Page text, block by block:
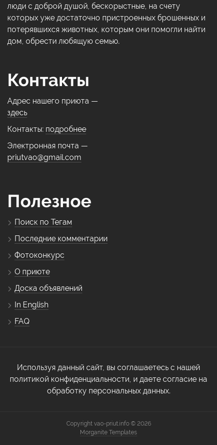
люди с доброй душой, бескорыстные, на счету
которых уже достаточно пристроенных брошенных и
потерявшихся животных, которым они помогли найти
дом, обрести любящую семью.
Контакты
Адрес нашего приюта —
здесь
Контакты: подробнее
Электронная почта —
priutvao@gmail.com
Полезное
Поиск по Тегам
Последние комментарии
Фотоконкурс
О приюте
Доска объявлений
In English
FAQ
Используя данный сайт, вы соглашаетесь с нашей
политикой конфиденциальности, и даете согласие на
обработку персональных данных.
Copyright vao-priut.info © 2026
Morganite Templates